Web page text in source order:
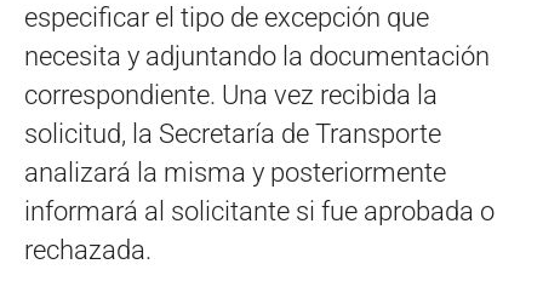
especificar el tipo de excepción que
necesita y adjuntando la documentación
correspondiente. Una vez recibida la
solicitud, la Secretaría de Transporte
analizará la misma y posteriormente
informará al solicitante si fue aprobada o
rechazada.